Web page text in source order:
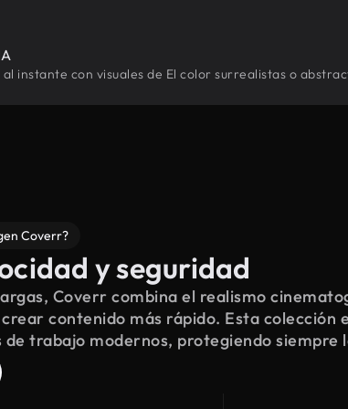
instante con visuales de El color surrealistas o
Coverr?
y seguridad
Coverr combina el realismo
contenido más rápido. Esta colección
de trabajo modernos, protegiendo siempre